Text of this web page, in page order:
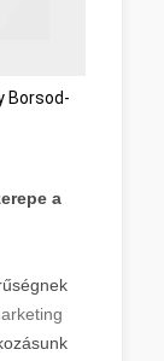
Borsod-
a